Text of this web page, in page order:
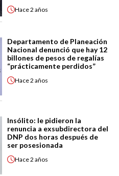
Hace2 años
Departamento de Planeación
Nacional denunció que hay 12
billones de pesos de regalías
“prácticamente perdidos”
Hace2 años
Insólito: le pidieron la
renuncia a exsubdirectora del
DNP dos horas después de
ser posesionada
Hace2 años